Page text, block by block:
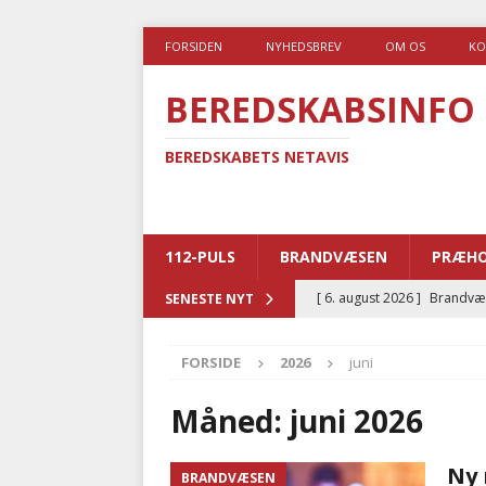
FORSIDEN NYHEDSBREV OM OS
BEREDSKABSINFO
BEREDSKABETS NETAVIS
112-PULS BRANDVÆSEN
SENESTE NYT [ 6. august 2026 ]
[ 5. august 2026 ]
i det offentlige
[ 4. august 2026 ]
FORSIDE 2026 juni
Måned: juni 2026
BRANDVÆSEN
Ny